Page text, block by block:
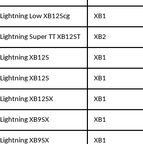
Lightning Low XB12Scg XB1
Lightning Super TT XB12ST XB2
Lightning XB12S XB1
Lightning XB12S XB1
Lightning XB12SX XB1
Lightning XB9SX XB1
Lightning XB9SX XB1